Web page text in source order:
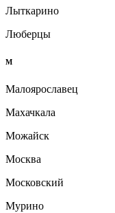
Лыткарино
Люберцы
М
Малоярославец
Махачкала
Можайск
Москва
Московский
Мурино